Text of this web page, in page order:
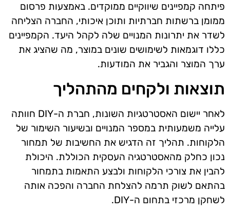
פיתחה קמפיינים שיווקיים ממוקדים. באמצעות פרסום
ממומן ברשתות חברתיות ותוכן איכותי, החברה הצליחה
לשדר את יתרונות המנויים שלה לקהל היעד. הקמפיינים
כללו דוגמאות לשימושים שונים במוצר, מה שהציג את
ערך המוצר והגביר את המודעות.
תוצאות ולקחים מהתהליך
לאחר יישום האסטרטגיות השונות, חברת ה-DIY חוותה
עלייה משמעותית במספר המנויים ובשיעור השימור של
הלקוחות. תהליך זה הדגיש את החשיבות של תמחור
נכון כחלק מהאסטרטגיה העסקית הכוללת. היכולת
להבין את צורכי הלקוחות ולבצע התאמות בתמחור
בהתאם לשוק תרמה להצלחת החברה והפכה אותה
לשחקן מרכזי בתחום ה-DIY.